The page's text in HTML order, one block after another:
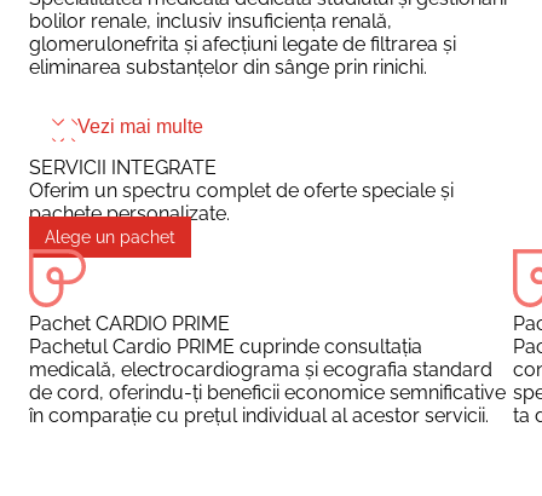
bolilor renale, inclusiv insuficiența renală,
glomerulonefrita și afecțiuni legate de filtrarea și
eliminarea substanțelor din sânge prin rinichi.
Vezi mai multe
SERVICII INTEGRATE
Oferim un spectru complet de oferte speciale și
pachete personalizate.
Alege un pachet
Pachet CARDIO PRIME
Pachetul Cardio PRIME cuprinde consultația
medicală, electrocardiograma și ecografia standard
de cord, oferindu-ți beneficii economice semnificative
în comparație cu prețul individual al acestor servicii.
ta